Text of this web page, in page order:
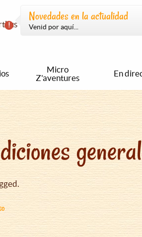
Novedades en la actualidad
Venid por aquí...
Micro
Z'aventures
En